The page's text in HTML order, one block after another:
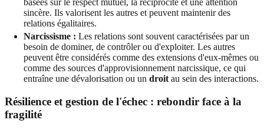
basées sur le respect mutuel, la réciprocité et une attention
sincère. Ils valorisent les autres et peuvent maintenir des
relations égalitaires.
Narcissisme : Les relations sont souvent caractérisées par un
besoin de dominer, de contrôler ou d'exploiter. Les autres
peuvent être considérés comme des extensions d'eux-mêmes ou
comme des sources d'approvisionnement narcissique, ce qui
entraîne une dévalorisation ou un droit au sein des interactions.
Résilience et gestion de l'échec : rebondir face à la
fragilité